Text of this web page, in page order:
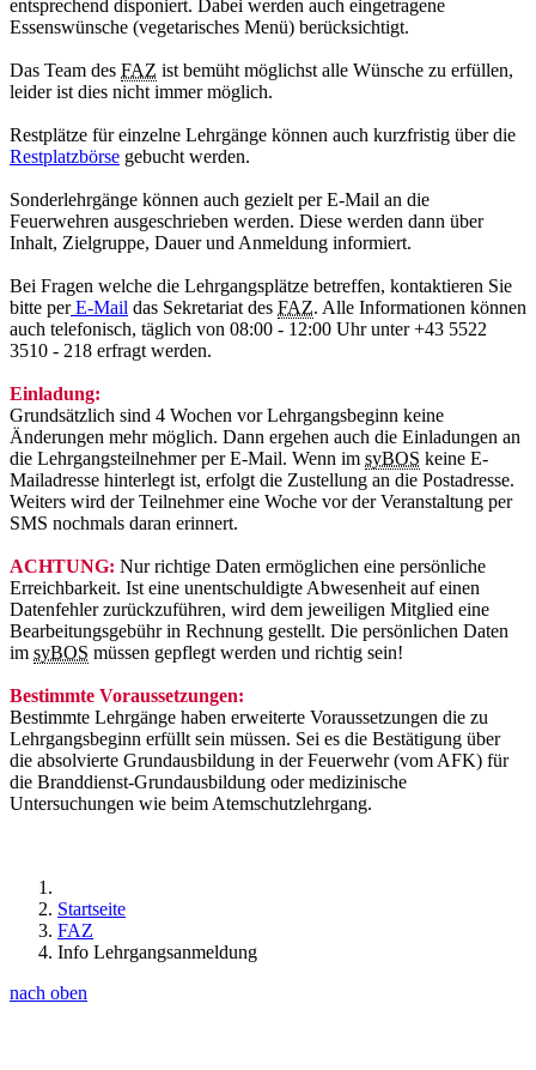
entsprechend disponiert. Dabei werden auch eingetragene
Essenswünsche (vegetarisches Menü) berücksichtigt.
Das Team des FAZ ist bemüht möglichst alle Wünsche zu erfüllen,
leider ist dies nicht immer möglich.
Restplätze für einzelne Lehrgänge können auch kurzfristig über die
Restplatzbörse gebucht werden.
Sonderlehrgänge können auch gezielt per E-Mail an die
Feuerwehren ausgeschrieben werden. Diese werden dann über
Inhalt, Zielgruppe, Dauer und Anmeldung informiert.
Bei Fragen welche die Lehrgangsplätze betreffen, kontaktieren Sie
bitte perE-Mail das Sekretariat des FAZ. Alle Informationen können
auch telefonisch, täglich von 08:00 - 12:00 Uhr unter +43 5522
3510 - 218 erfragt werden.
Einladung:
Grundsätzlich sind 4 Wochen vor Lehrgangsbeginn keine
Änderungen mehr möglich. Dann ergehen auch die Einladungen an
die Lehrgangsteilnehmer per E-Mail. Wenn im syBOS keine E-
Mailadresse hinterlegt ist, erfolgt die Zustellung an die Postadresse.
Weiters wird der Teilnehmer eine Woche vor der Veranstaltung per
SMS nochmals daran erinnert.
ACHTUNG: Nur richtige Daten ermöglichen eine persönliche
Erreichbarkeit. Ist eine unentschuldigte Abwesenheit auf einen
Datenfehler zurückzuführen, wird dem jeweiligen Mitglied eine
Bearbeitungsgebühr in Rechnung gestellt. Die persönlichen Daten
im syBOS müssen gepflegt werden und richtig sein!
Bestimmte Voraussetzungen:
Bestimmte Lehrgänge haben erweiterte Voraussetzungen die zu
Lehrgangsbeginn erfüllt sein müssen. Sei es die Bestätigung über
die absolvierte Grundausbildung in der Feuerwehr (vom AFK) für
die Branddienst-Grundausbildung oder medizinische
Untersuchungen wie beim Atemschutzlehrgang.
Startseite
FAZ
Info Lehrgangsanmeldung
nach oben